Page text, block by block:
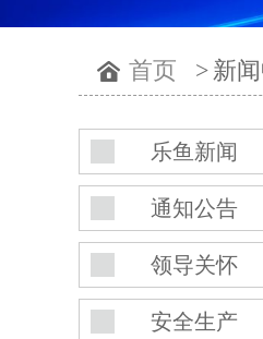
首页 > 新
乐鱼新闻
通知公告
领导关怀
安全生产